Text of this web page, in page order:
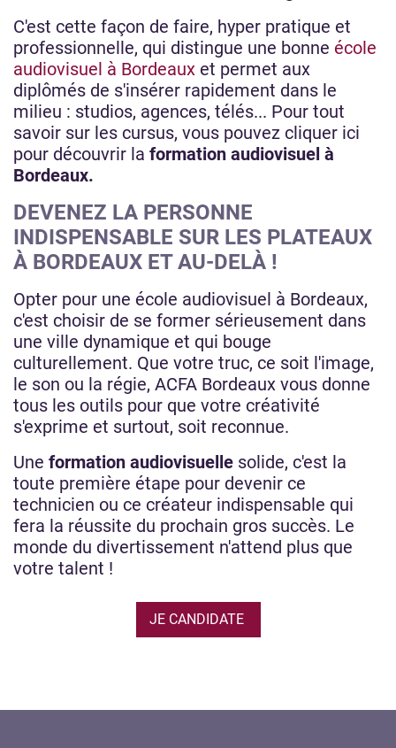
C'est cette façon de faire, hyper pratique et
professionnelle, qui distingue une bonne école
audiovisuel à Bordeaux et permet aux
diplômés de s'insérer rapidement dans le
milieu : studios, agences, télés... Pour tout
savoir sur les cursus, vous pouvez cliquer ici
pour découvrir la formation audiovisuel à
Bordeaux.
DEVENEZ LA PERSONNE
INDISPENSABLE SUR LES PLATEAUX
À BORDEAUX ET AU-DELÀ !
Opter pour une école audiovisuel à Bordeaux,
c'est choisir de se former sérieusement dans
une ville dynamique et qui bouge
culturellement. Que votre truc, ce soit l'image,
le son ou la régie, ACFA Bordeaux vous donne
tous les outils pour que votre créativité
s'exprime et surtout, soit reconnue.
Une formation audiovisuelle solide, c'est la
toute première étape pour devenir ce
technicien ou ce créateur indispensable qui
fera la réussite du prochain gros succès. Le
monde du divertissement n'attend plus que
votre talent !
JE CANDIDATE